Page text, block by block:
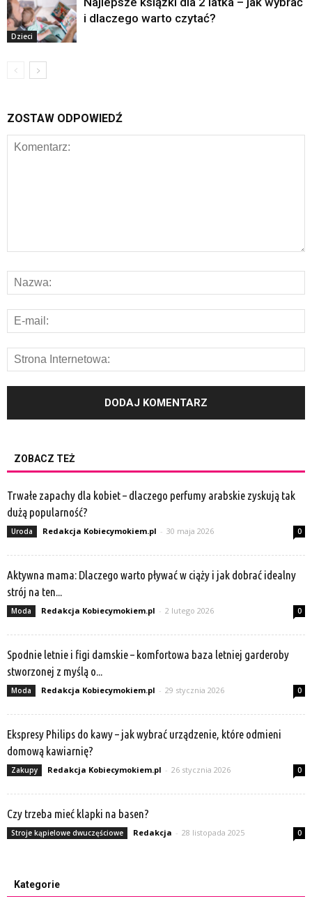
Dzieci
i dlaczego warto czytać?
ZOSTAW ODPOWIEDŹ
ZOBACZ TEŻ
Trwałe zapachy dla kobiet – dlaczego perfumy arabskie zyskują tak
dużą popularność?
Uroda Redakcja Kobiecymokiem.pl - 30 maja 2026 0
Aktywna mama: Dlaczego warto pływać w ciąży i jak dobrać idealny
strój na ten...
Moda Redakcja Kobiecymokiem.pl - 2 lutego 2026 0
Spodnie letnie i figi damskie – komfortowa baza letniej garderoby
stworzonej z myślą o...
Moda Redakcja Kobiecymokiem.pl - 29 stycznia 2026 0
Ekspresy Philips do kawy – jak wybrać urządzenie, które odmieni
domową kawiarnię?
Zakupy Redakcja Kobiecymokiem.pl - 26 stycznia 2026 0
Czy trzeba mieć klapki na basen?
Stroje kąpielowe dwuczęściowe Redakcja - 28 listopada 2025 0
Kategorie